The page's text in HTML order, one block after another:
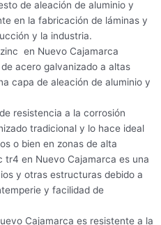
de aleación de aluminio y
en la fabricación de láminas y
y la industria.
en Nuevo Cajamarca
acero galvanizado a altas
capa de aleación de aluminio y
resistencia a la corrosión
tradicional y lo hace ideal
o bien en zonas de alta
tr4 en Nuevo Cajamarca es una
y otras estructuras debido a
y facilidad de
Cajamarca es resistente a la